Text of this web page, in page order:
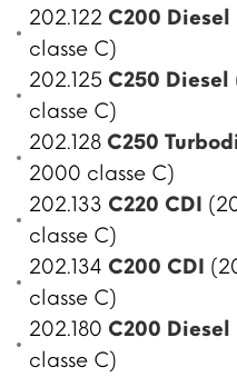
202.122 C200 Diesel
classe C)
202.125 C250 Diesel
classe C)
202.128 C250
2000 classe C)
202.133 C220 CDI
classe C)
202.134 C200 CDI
classe C)
202.180 C200 Diesel
classe C)